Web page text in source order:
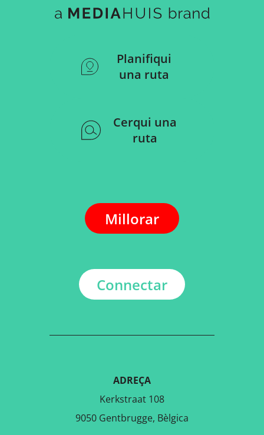
Planifiqui
una ruta
Cerqui una
ruta
Millorar
Connectar
ADREÇA
Kerkstraat 108
9050 Gentbrugge, Bèlgica